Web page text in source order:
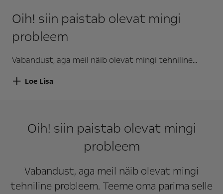
Oih! siin paistab olevat mingi
probleem
Vabandust, aga meil näib olevat mingi tehniline...
Loe Lisa
Oih! siin paistab olevat mingi
probleem
Vabandust, aga meil näib olevat mingi
tehniline probleem. Teeme oma parima selle